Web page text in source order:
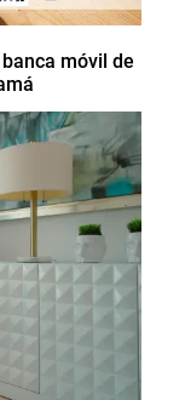
móvil de